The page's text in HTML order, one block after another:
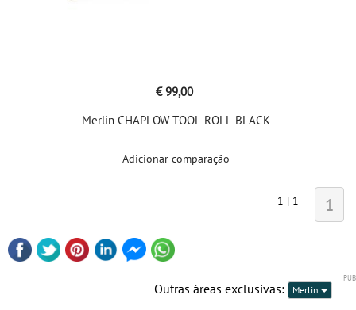
€ 99,00
Merlin CHAPLOW TOOL ROLL BLACK
Adicionar comparação
1 | 1 1
Outras áreas exclusivas: Merlin